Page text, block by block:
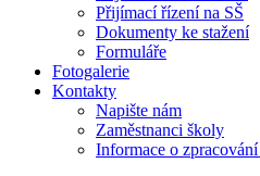
Přijímací řízení na SŠ
Dokumenty ke stažení
Formuláře
Fotogalerie
Kontakty
Napište nám
Zaměstnanci školy
Informace o